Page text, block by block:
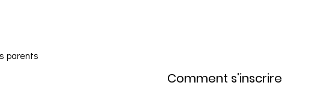
parents
Comment s'inscrire